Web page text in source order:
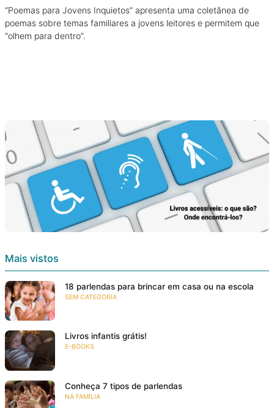
“Poemas para Jovens Inquietos” apresenta uma coletânea de
poemas sobre temas familiares a jovens leitores e permitem que
“olhem para dentro”.
Mais vistos
18 parlendas para brincar em casa ou na escola
SEM CATEGORIA
Livros infantis grátis!
E-BOOKS
Conheça 7 tipos de parlendas
NA FAMÍLIA